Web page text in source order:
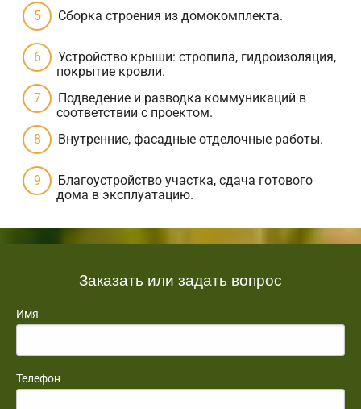
Сборка строения из домокомплекта.
Устройство крыши: стропила, гидроизоляция,
покрытие кровли.
Подведение и разводка коммуникаций в
соответствии с проектом.
Внутренние, фасадные отделочные работы.
Благоустройство участка, сдача готового
дома в эксплуатацию.
Заказать или задать вопрос
Имя
Телефон